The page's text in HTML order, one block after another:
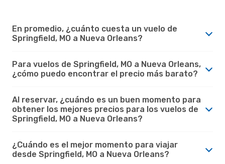
En promedio, ¿cuánto cuesta un vuelo de
Springfield, MO a Nueva Orleans?
Para vuelos de Springfield, MO a Nueva Orleans,
¿cómo puedo encontrar el precio más barato?
Al reservar, ¿cuándo es un buen momento para
obtener los mejores precios para los vuelos de
Springfield, MO a Nueva Orleans?
¿Cuándo es el mejor momento para viajar
desde Springfield, MO a Nueva Orleans?